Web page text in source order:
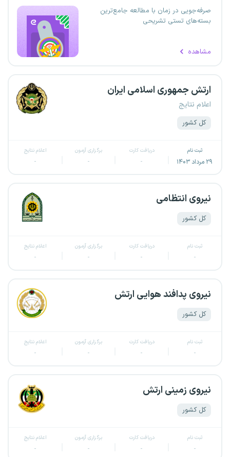
صرفه‌جویی در زمان با مطالعه جامع‌ترین
بسته‌های تستی تشریحی
مشاهده
ارتش جمهوری اسلامی ایران
اعلام نتایج
کل کشور
ثبت نام
۲۹ مرداد ۱۴۰۳
دریافت کارت
-
برگزاری آزمون
-
اعلام نتایج
-
نیروی انتظامی
کل کشور
ثبت نام
-
دریافت کارت
-
برگزاری آزمون
-
اعلام نتایج
-
نیروی پدافند هوایی ارتش
کل کشور
ثبت نام
-
دریافت کارت
-
برگزاری آزمون
-
اعلام نتایج
-
نیروی زمینی ارتش
کل کشور
ثبت نام
-
دریافت کارت
-
برگزاری آزمون
-
اعلام نتایج
-